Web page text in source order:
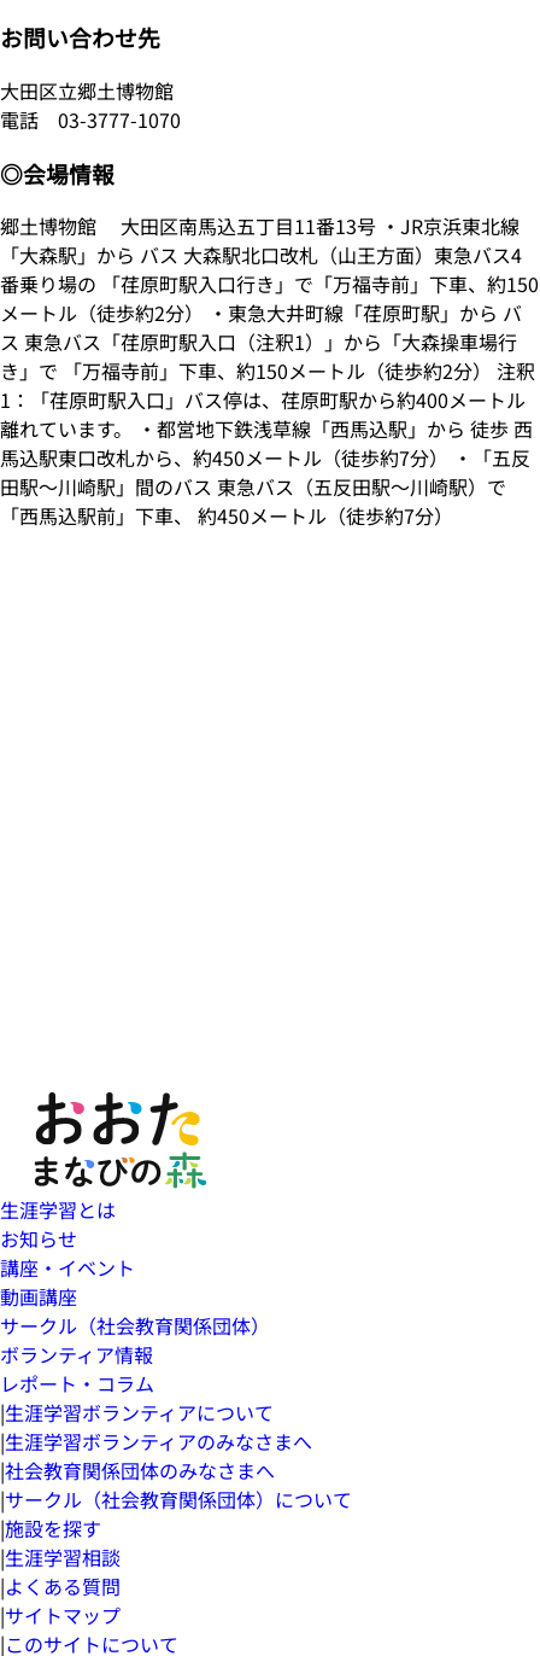
お問い合わせ先
大田区立郷土博物館
電話 03-3777-1070
◎会場情報
郷土博物館 大田区南馬込五丁目11番13号 ・JR京浜東北線
「大森駅」から バス 大森駅北口改札（山王方面）東急バス4
番乗り場の 「荏原町駅入口行き」で「万福寺前」下車、約150
メートル（徒歩約2分） ・東急大井町線「荏原町駅」から バ
ス 東急バス「荏原町駅入口（注釈1）」から「大森操車場行
き」で 「万福寺前」下車、約150メートル（徒歩約2分） 注釈
1：「荏原町駅入口」バス停は、荏原町駅から約400メートル
離れています。 ・都営地下鉄浅草線「西馬込駅」から 徒歩 西
馬込駅東口改札から、約450メートル（徒歩約7分） ・「五反
田駅～川崎駅」間のバス 東急バス（五反田駅～川崎駅）で
「西馬込駅前」下車、 約450メートル（徒歩約7分）
生涯学習とは
お知らせ
講座・イベント
動画講座
サークル（社会教育関係団体）
ボランティア情報
レポート・コラム
|生涯学習ボランティアについて
|生涯学習ボランティアのみなさまへ
|社会教育関係団体のみなさまへ
|サークル（社会教育関係団体）について
|施設を探す
|生涯学習相談
|よくある質問
|サイトマップ
|このサイトについて